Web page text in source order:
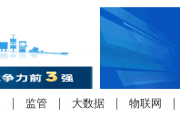
监管 大数据 物联网